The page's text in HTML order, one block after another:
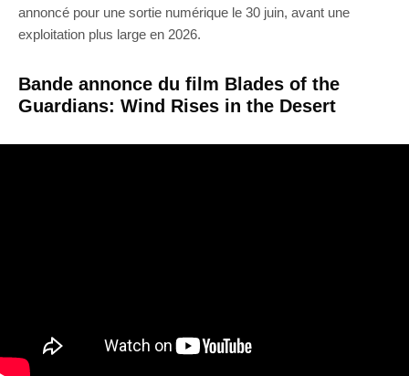
annoncé pour une sortie numérique le 30 juin, avant une
exploitation plus large en 2026.
Bande annonce du film Blades of the
Guardians: Wind Rises in the Desert